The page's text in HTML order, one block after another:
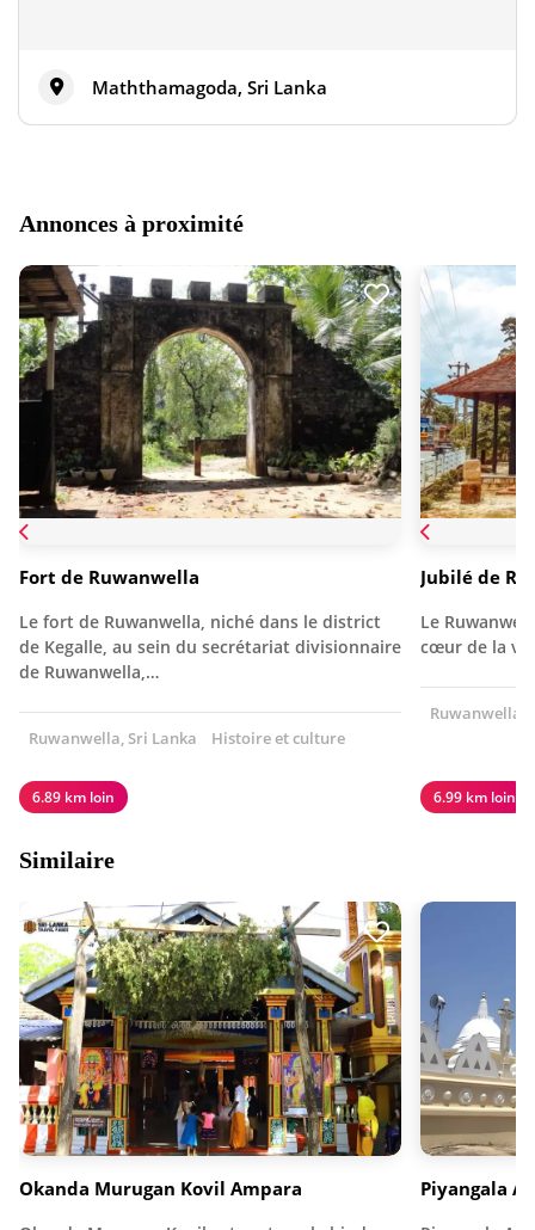
Maththamagoda, Sri Lanka
Annonces à proximité
Fort de Ruwanwella
Le fort de Ruwanwella, niché dans le district
de Kegalle, au sein du secrétariat divisionnaire
de Ruwanwella,…
Ruwanwella, Sri Lanka Histoire et culture
6.89 km loin
Jubilé de
Le
cœur de la
Ruwanwella,
6.99 km loin
Similaire
Okanda Murugan Kovil Ampara Piyangala